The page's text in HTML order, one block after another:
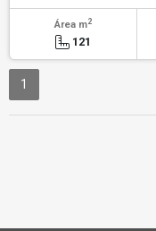
Área m2
121
1